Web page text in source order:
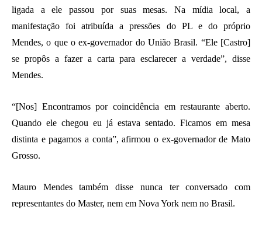
ligada a ele passou por suas mesas. Na mídia local, a
manifestação foi atribuída a pressões do PL e do próprio
Mendes, o que o ex-governador do União Brasil. “Ele [Castro]
se propôs a fazer a carta para esclarecer a verdade”, disse
Mendes.
“[Nos] Encontramos por coincidência em restaurante aberto.
Quando ele chegou eu já estava sentado. Ficamos em mesa
distinta e pagamos a conta”, afirmou o ex-governador de Mato
Grosso.
Mauro Mendes também disse nunca ter conversado com
representantes do Master, nem em Nova York nem no Brasil.